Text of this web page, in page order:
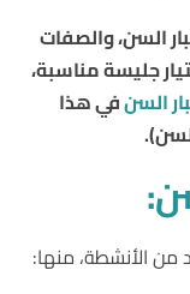
السن، والصفات
جليسة مناسبة،
السنفي هذا
من الأنشطة، منها: